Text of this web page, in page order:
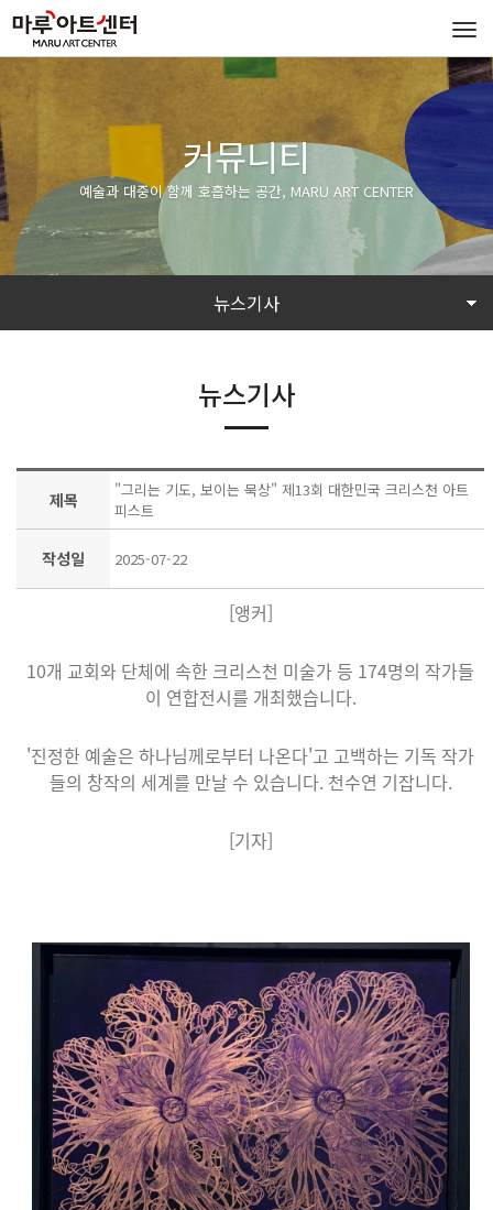
커뮤니티
예술과 대중이 함께 호흡하는 공간, MARU ART CENTER
뉴스기사
뉴스기사
제목
"그리는 기도, 보이는 묵상" 제13회 대한민국 크리스천 아트
피스트
작성일 2025-07-22
[앵커]
10개 교회와 단체에 속한 크리스천 미술가 등 174명의 작가들
이 연합전시를 개최했습니다.
'진정한 예술은 하나님께로부터 나온다'고 고백하는 기독 작가
들의 창작의 세계를 만날 수 있습니다. 천수연 기잡니다.
[기자]